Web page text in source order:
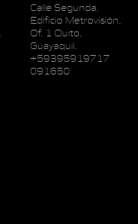
Calle Segunda,
Edificio Metrovisión,
Of. 1 Quito,
Guayaquil.
+59395919717
091650